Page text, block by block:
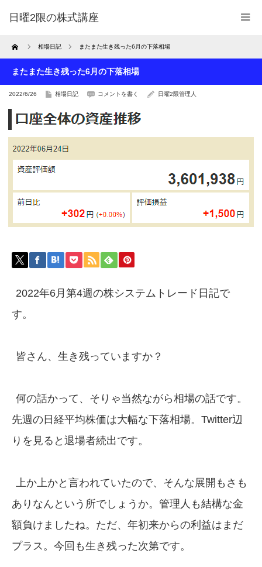
日曜2限の株式講座
Home 相場日記 またまた生き残った6月の下落相場
またまた生き残った6月の下落相場
2022/6/26 相場日記 コメントを書く 日曜2限管理人
2022年6月第4週の株システムトレード日記で
す。
皆さん、生き残っていますか？
何の話かって、そりゃ当然ながら相場の話です。
先週の日経平均株価は大幅な下落相場。Twitter辺
りを見ると退場者続出です。
上か上かと言われていたので、そんな展開もさも
ありなんという所でしょうか。管理人も結構な金
額負けましたね。ただ、年初来からの利益はまだ
プラス。今回も生き残った次第です。